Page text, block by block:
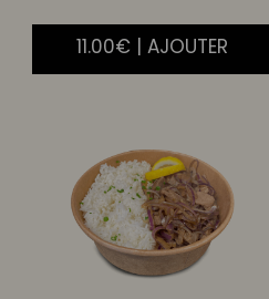
11.00€ | AJOUTER